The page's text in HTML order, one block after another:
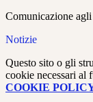
Comunicazione
Notizie
Questo sito o gli
cookie necessari al
COOKIE